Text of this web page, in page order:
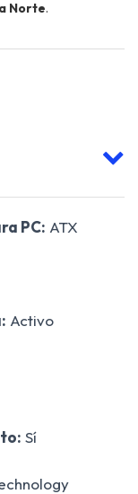
Norte.
PC: ATX
Activo
Sí